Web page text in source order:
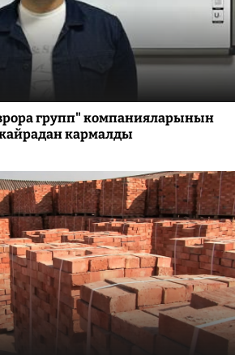
групп" компанияларынын
кармалды